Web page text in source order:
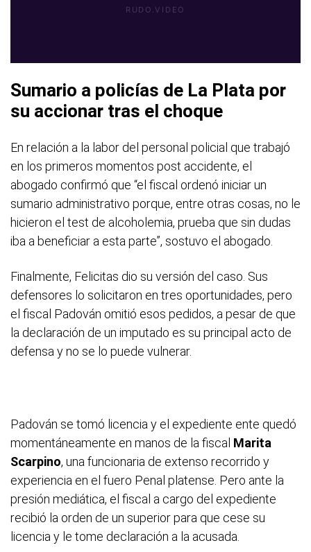
Sumario a policías de La Plata por
su accionar tras el choque
En relación a la labor del personal policial que trabajó
en los primeros momentos post accidente, el
abogado confirmó que “el fiscal ordenó iniciar un
sumario administrativo porque, entre otras cosas, no le
hicieron el test de alcoholemia, prueba que sin dudas
iba a beneficiar a esta parte”, sostuvo el abogado.
Finalmente, Felicitas dio su versión del caso. Sus
defensores lo solicitaron en tres oportunidades, pero
el fiscal Padován omitió esos pedidos, a pesar de que
la declaración de un imputado es su principal acto de
defensa y no se lo puede vulnerar.
Padován se tomó licencia y el expediente ente quedó
momentáneamente en manos de la fiscal Marita
Scarpino, una funcionaria de extenso recorrido y
experiencia en el fuero Penal platense. Pero ante la
presión mediática, el fiscal a cargo del expediente
recibió la orden de un superior para que cese su
licencia y le tome declaración a la acusada.